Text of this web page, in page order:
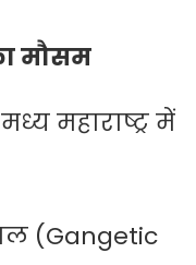
मौसम
महाराष्ट्र में
(Gangetic